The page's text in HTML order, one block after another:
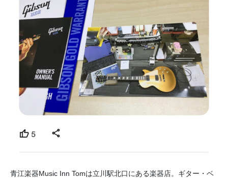
青江楽器Music Inn Tomは立川駅北口にある楽器店。ギター・ベ